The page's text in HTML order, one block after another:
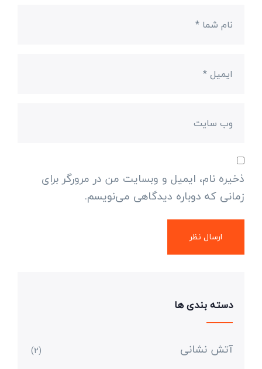
ذخیره نام، ایمیل و وبسایت من در مرورگر برای
زمانی که دوباره دیدگاهی می‌نویسم.
دسته بندی ها
آتش نشانی (2)